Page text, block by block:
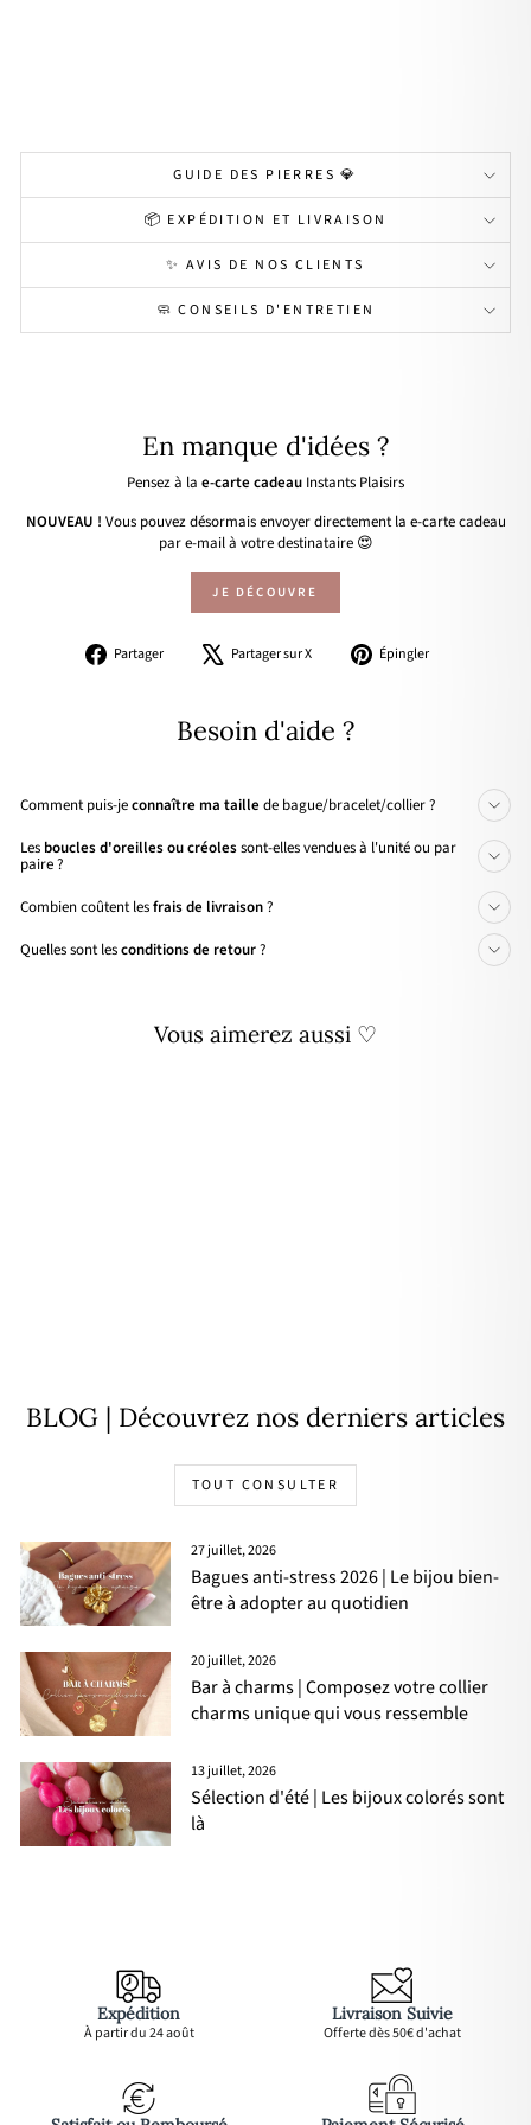
GUIDE DES PIERRES 💎
📦 EXPÉDITION ET LIVRAISON
✨ AVIS DE NOS CLIENTS
🧼 CONSEILS D'ENTRETIEN
En manque d'idées ?
Pensez à la e-carte cadeau Instants Plaisirs
NOUVEAU ! Vous pouvez désormais envoyer directement la e-carte cadeau
par e-mail à votre destinataire 😍
JE DÉCOUVRE
Partager
PartagerPartager sur X
Tweeter Épingler
Besoin d'aide ?
Comment puis-jeconnaître ma taille de bague/bracelet/collier ?
Les boucles d'oreilles ou créolessont-elles vendues à l'unité ou par
paire ?
Combien coûtent lesfrais de livraison?
Quelles sont lesconditions de retour?
Vous aimerez aussi ♡
BLOG | Découvrez nos derniers articles
TOUT CONSULTER
27 juillet, 2026
Bagues anti-stress 2026 | Le bijou bien-
être à adopter au quotidien
20 juillet, 2026
Bar à charms | Composez votre collier
charms unique qui vous ressemble
13 juillet, 2026
Sélection d'été | Les bijoux colorés sont
là
Expédition
À partir du 24 août
Livraison Suivie
Offerte dès 50€ d'achat